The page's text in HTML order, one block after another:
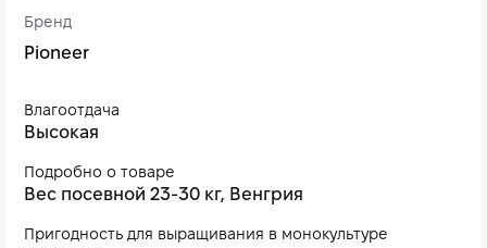
Бренд
Pioneer
Влагоотдача
Высокая
Подробно о товаре
Вес посевной 23-30 кг, Венгрия
Пригодность для выращивания в монокультуре